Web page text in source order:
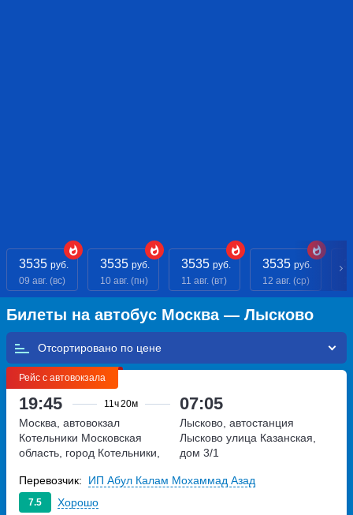
3535 руб.
09 авг. (вс)
3535 руб.
10 авг. (пн)
3535 руб.
11 авг. (вт)
3535 руб.
12 авг. (ср)
Билеты на автобус Москва — Лысково
Отсортировано по
Рейс с автовокзала
19:45 11ч20м 07:05
Москва, автовокзал
Котельники Московская
область, город Котельники,
Лысково, автостанция
Лысково улица Казанская,
дом 3/1
7.5 Хорошо
Перевозчик: ИП Абул Калам Мохаммад Азад